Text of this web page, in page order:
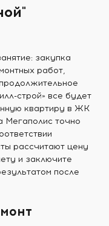
закупка
работ,
строй» все будет
квартиру в ЖК
Мегаполис точно
рассчитают цену
и заключите
после